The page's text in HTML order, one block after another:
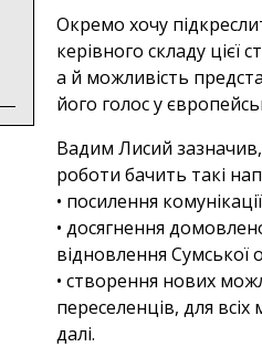
Окремо хочу
керівного складу цієї
а й можливість
його голос у
Вадим Лисий
роботи бачить такі
•⁠ ⁠посилення
•⁠ ⁠⁠досягнення
відновлення Сумської
•⁠ ⁠⁠створення нових
переселенців, для
далі.